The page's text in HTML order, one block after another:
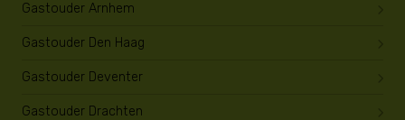
Gastouder Arnhem
Gastouder Den Haag
Gastouder Deventer
Gastouder Drachten